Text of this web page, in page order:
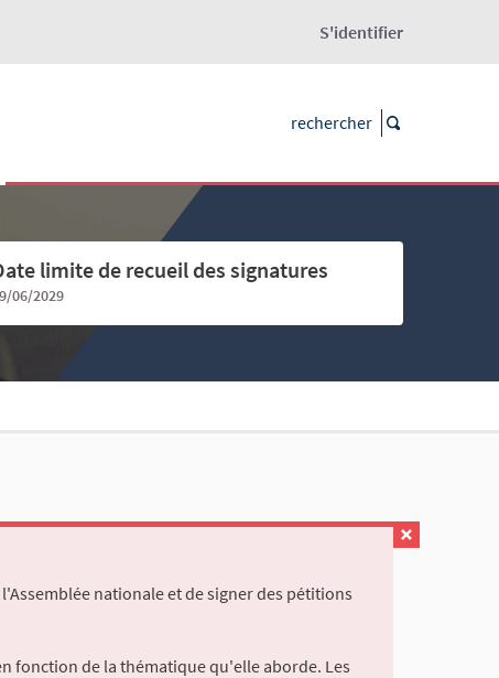
S'identifier
limite de recueil des signatures
06/2029
nationale et de signer des pétitions
fonction de la thématique qu'elle aborde. Les